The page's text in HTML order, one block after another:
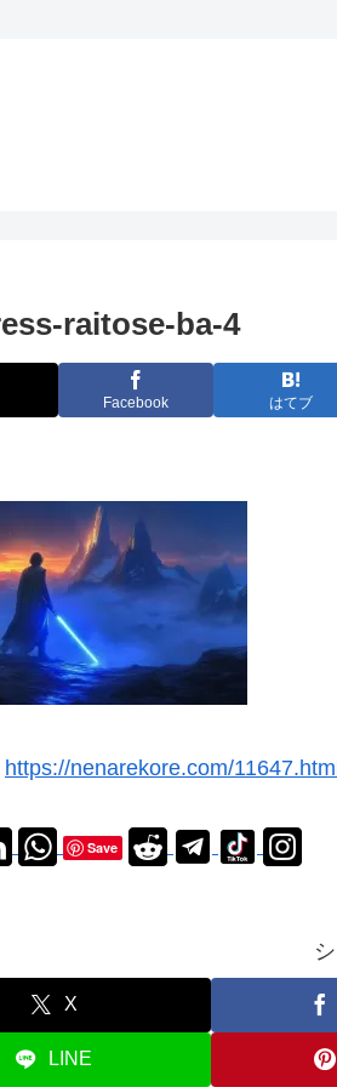
raitose-ba-4
Facebook はてブ
https://nenarekore.com/
Save
X
LINE